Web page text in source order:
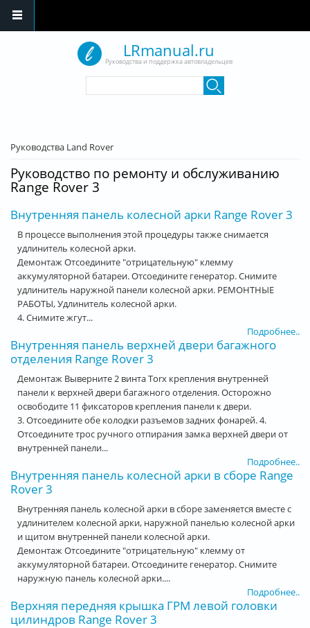
LRmanual.ru
Руководства и поддержка автовладельцев
Вы здесь
Руководства Land Rover
Руководство по ремонту и обслуживанию
Range Rover 3
Внутренняя панель колесной арки Range Rover 3
В процессе выполнения этой процедуры также снимается
удлинитель колесной арки.
Демонтаж Отсоедините "отрицательную" клемму
аккумуляторной батареи. Отсоедините генератор. Снимите
удлинитель наружной панели колесной арки. РЕМОНТНЫЕ
РАБОТЫ, Удлинитель колесной арки.
4. Снимите жгут...
Подробнее..
Внутренняя панель верхней двери багажного
отделения Range Rover 3
Демонтаж Выверните 2 винта Torx крепления внутренней
панели к верхней двери багажного отделения. Осторожно
освободите 11 фиксаторов крепления панели к двери.
3. Отсоедините обе колодки разъемов задних фонарей. 4.
Отсоедините трос ручного отпирания замка верхней двери от
внутренней панели...
Подробнее..
Внутренняя панель колесной арки в сборе Range
Rover 3
Внутренняя панель колесной арки в сборе заменяется вместе с
удлинителем колесной арки, наружной панелью колесной арки
и щитом внутренней панели колесной арки.
Демонтаж Отсоедините "отрицательную" клемму от
аккумуляторной батареи. Отсоедините генератор. Снимите
наружную панель колесной арки....
Подробнее..
Верхняя передняя крышка ГРМ левой головки
цилиндров Range Rover 3